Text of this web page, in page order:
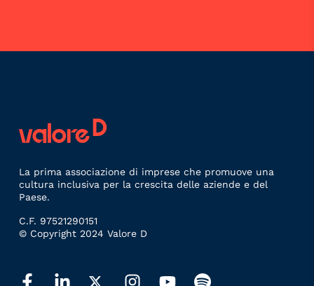
La prima associazione di imprese che promuove una
cultura inclusiva per la crescita delle aziende e del
Paese.
C.F. 97521290151
© Copyright 2024 Valore D